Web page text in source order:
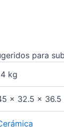
para
kg
× 32.5 × 36.5